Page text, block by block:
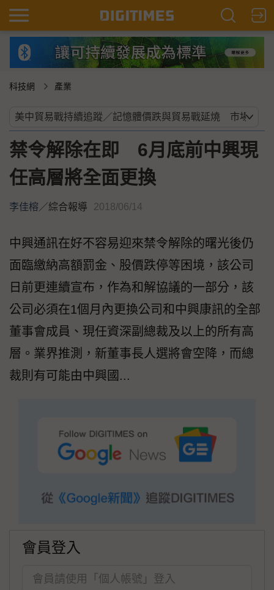
科技網 產業
禁令解除在即 6月底前中興現
任高層將全面更換
李佳榕／綜合報導 2018/06/14
中興通訊在好不容易迎來禁令解除的曙光後仍
面臨繳納高額罰金、股價跌停等困境，該公司
日前更連續宣布，作為和解協議的一部分，該
公司必須在1個月內更換公司和中興康訊的全部
董事會成員、現任資深副總裁及以上的所有高
層。業界推測，新董事長人選將會空降，而總
裁則有可能由中興國...
會員登入